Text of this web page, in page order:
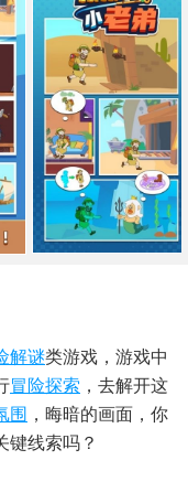
解谜类游戏，游戏中
冒险探索 ，去解开这
围 ，晦暗的画面，你
键线索吗？